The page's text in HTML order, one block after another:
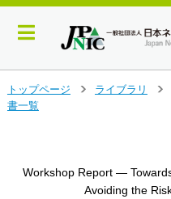
イ
トップページ
ライブラリ
書一覧
Workshop Report ―
Avoiding the